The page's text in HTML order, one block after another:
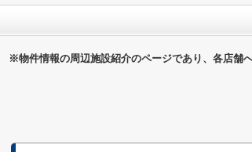
※物件情報の周辺施設紹介のページであり、各店舗